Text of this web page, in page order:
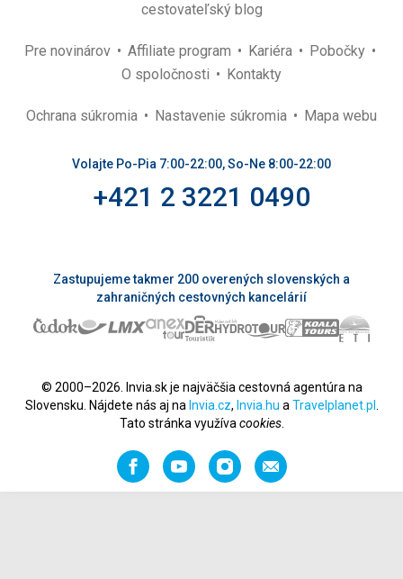
cestovateľský blog
Pre novinárov Affiliate program Kariéra
Pobočky
O spoločnosti
Kontakty
Ochrana súkromia Nastavenie súkromia Mapa webu
Volajte Po-Pia 7:00-22:00, So-Ne 8:00-22:00
+421 2 3221 0490
Zastupujeme takmer 200 overených slovenských a
zahraničných cestovných kancelárií
© 2000–2026. Invia.sk je najväčšia cestovná agentúra na
Slovensku. Nájdete nás aj na Invia.cz, Invia.hu a Travelplanet.pl
Tato stránka využíva cookies.
FacebookYouTubeInstagramOdporučiť